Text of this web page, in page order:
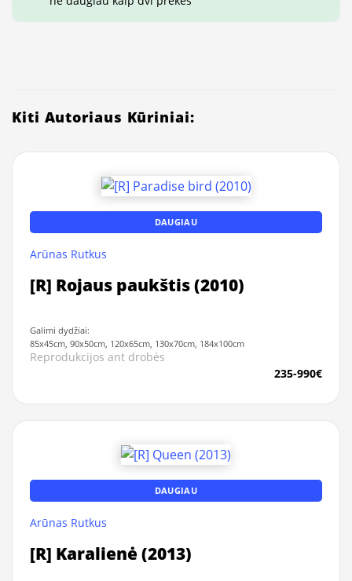
Kiti Autoriaus Kūriniai:
DAUGIAU
Arūnas Rutkus
[R] Rojaus paukštis (2010)
Galimi dydžiai:
85x45cm, 90x50cm, 120x65cm, 130x70cm, 184x100cm
Reprodukcijos ant drobės
235-990€
DAUGIAU
Arūnas Rutkus
[R] Karalienė (2013)